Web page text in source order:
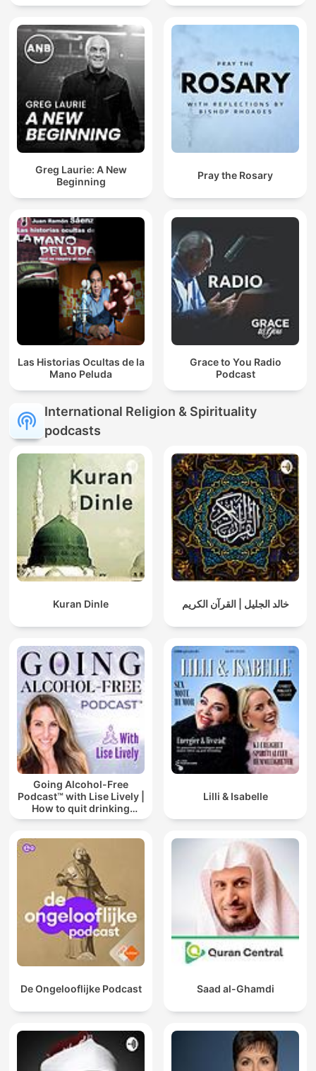
Greg Laurie: A New
Beginning
Pray the Rosary
Las Historias Ocultas de la
Mano Peluda
Grace to You Radio
Podcast
International Religion & Spirituality
podcasts
Kuran Dinle خالد الجليل | القرآن الكريم
Going Alcohol-Free
Podcast™ with Lise Lively |
How to quit drinking
alcohol
Lilli & Isabelle
De Ongelooflijke Podcast Saad al-Ghamdi